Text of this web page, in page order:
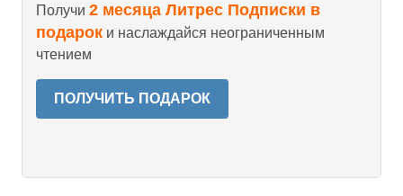
Получи 2 месяца Литрес Подписки в
подарок и наслаждайся неограниченным
чтением
ПОЛУЧИТЬ ПОДАРОК